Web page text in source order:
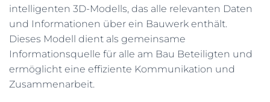
intelligenten 3D-Modells, das alle relevanten Daten
und Informationen über ein Bauwerk enthält.
Dieses Modell dient als gemeinsame
Informationsquelle für alle am Bau Beteiligten und
ermöglicht eine effiziente Kommunikation und
Zusammenarbeit.